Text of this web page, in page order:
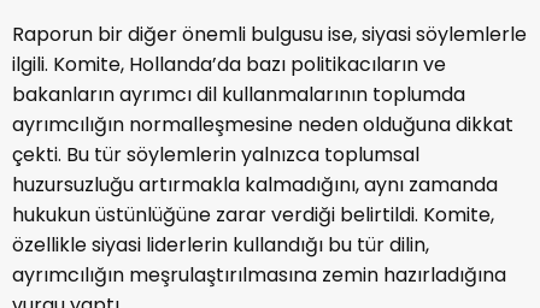
Raporun bir diğer önemli bulgusu ise, siyasi söylemlerle
ilgili. Komite, Hollanda’da bazı politikacıların ve
bakanların ayrımcı dil kullanmalarının toplumda
ayrımcılığın normalleşmesine neden olduğuna dikkat
çekti. Bu tür söylemlerin yalnızca toplumsal
huzursuzluğu artırmakla kalmadığını, aynı zamanda
hukukun üstünlüğüne zarar verdiği belirtildi. Komite,
özellikle siyasi liderlerin kullandığı bu tür dilin,
ayrımcılığın meşrulaştırılmasına zemin hazırladığına